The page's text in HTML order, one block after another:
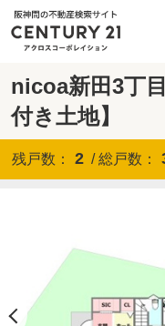
nicoa新田3丁
付き土地】
残戸数： 2 / 総戸数：